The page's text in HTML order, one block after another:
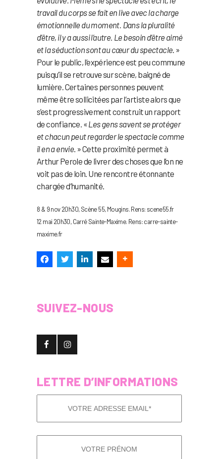
travail du corps se fait en live avec la charge
émotionnelle du moment. Dans la pluralité
d’être, il y a aussi l’autre. Le besoin d’être aimé
et la séduction sont au cœur du spectacle . »
Pour le public, l’expérience est peu commune
puisqu’il se retrouve sur scène, baigné de
lumière. Certaines personnes peuvent
même être sollicitées par l’artiste alors que
s’est progressivement construit un rapport
de confiance. «Les gens savent se protéger
et chacun peut regarder le spectacle comme
il en a envie . » Cette proximité permet à
Arthur Perole de livrer des choses que l’on ne
voit pas de loin. Une rencontre étonnante
chargée d’humanité.
8 & 9 nov 20h30, Scène 55, Mougins. Rens: scene55.fr
12 mai 20h30, Carré Sainte-Maxime. Rens: carre-sainte-
maxime.fr
SUIVEZ-NOUS
LETTRE D’INFORMATIONS